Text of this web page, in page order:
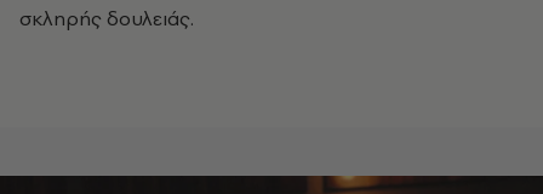
σκληρής δουλειάς.